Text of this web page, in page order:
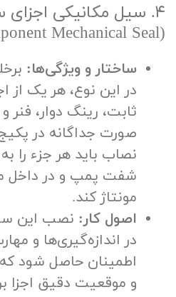
۴. سیل مکانیکی اجزای
(Component Mechanical Seal)
ساختار و ویژگی‌ها:
در این نوع، هر یک از
ثابت، رینگ دوار، فنر
صورت جداگانه در
نصاب باید هر جزء را
شفت پمپ و در داخل
مونتاژ کند.
اصول کار: نصب این
در اندازه‌گیری‌ها و
اطمینان حاصل شود
و موقعیت دقیق اجزا